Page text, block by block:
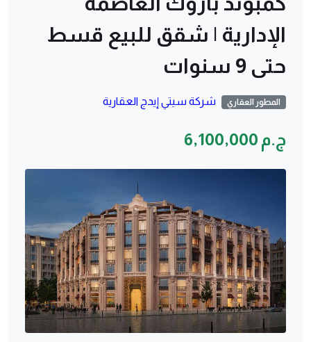
الإدارية | شقق للبيع قسط
حتى 9 سنوات
المطور العقاري شركة سيتي إيدج العقارية
ج.م 6,100,000